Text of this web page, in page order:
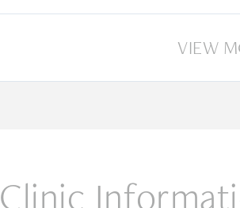
VIEW
Clinic